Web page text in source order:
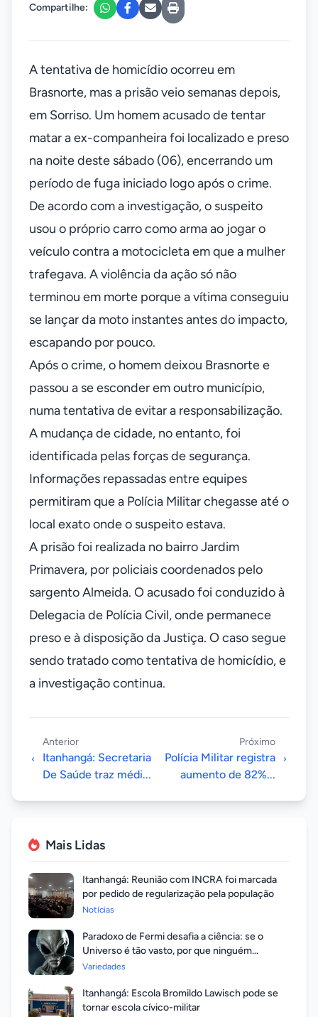
Compartilhe:
A tentativa de homicídio ocorreu em
Brasnorte, mas a prisão veio semanas depois,
em Sorriso. Um homem acusado de tentar
matar a ex-companheira foi localizado e preso
na noite deste sábado (06), encerrando um
período de fuga iniciado logo após o crime.
De acordo com a investigação, o suspeito
usou o próprio carro como arma ao jogar o
veículo contra a motocicleta em que a mulher
trafegava. A violência da ação só não
terminou em morte porque a vítima conseguiu
se lançar da moto instantes antes do impacto,
escapando por pouco.
Após o crime, o homem deixou Brasnorte e
passou a se esconder em outro município,
numa tentativa de evitar a responsabilização.
A mudança de cidade, no entanto, foi
identificada pelas forças de segurança.
Informações repassadas entre equipes
permitiram que a Polícia Militar chegasse até o
local exato onde o suspeito estava.
A prisão foi realizada no bairro Jardim
Primavera, por policiais coordenados pelo
sargento Almeida. O acusado foi conduzido à
Delegacia de Polícia Civil, onde permanece
preso e à disposição da Justiça. O caso segue
sendo tratado como tentativa de homicídio, e
a investigação continua.
Anterior
Itanhangá: Secretaria
De Saúde traz médi...
Próximo
Polícia Militar registra
aumento de 82%...
Mais Lidas
Itanhangá: Reunião com INCRA foi marcada
por pedido de regularização pela população
Notícias
Paradoxo de Fermi desafia a ciência: se o
Universo é tão vasto, por que ninguém
respondeu?
Variedades
Itanhangá: Escola Bromildo Lawisch pode se
tornar escola cívico-militar